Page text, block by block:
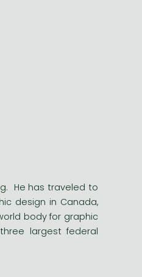
He has traveled to
design in Canada,
body for graphic
largest federal